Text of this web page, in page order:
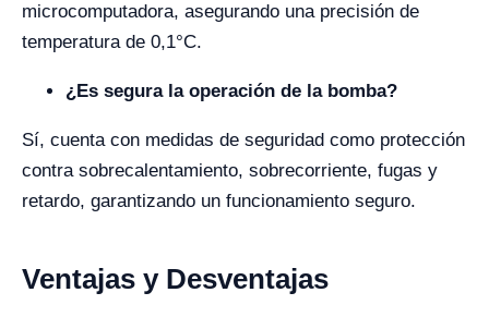
microcomputadora, asegurando una precisión de
temperatura de 0,1°C.
¿Es segura la operación de la bomba?
Sí, cuenta con medidas de seguridad como protección
contra sobrecalentamiento, sobrecorriente, fugas y
retardo, garantizando un funcionamiento seguro.
Ventajas y Desventajas